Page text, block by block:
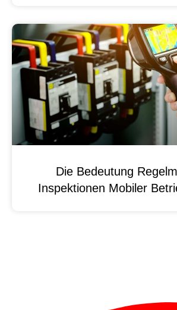
Die Bedeutung
Inspektionen Mobiler